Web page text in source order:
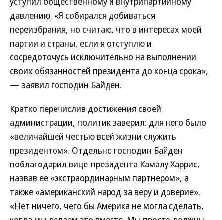
давлению. «Я собирался добиваться
переизбрания, но считаю, что в интересах моей
партии и страны, если я отступлю и
сосредоточусь исключительно на выполнении
своих обязанностей президента до конца срока»,
— заявил господин Байден.
Кратко перечислив достижения своей
администрации, политик заверил: для него было
«величайшей честью всей жизни служить
президентом». Отдельно господин Байден
поблагодарил вице-президента Камалу Харрис,
назвав ее «экстраординарным партнером», а
также «американский народ за веру и доверие».
«Нет ничего, чего бы Америка не могла сделать,